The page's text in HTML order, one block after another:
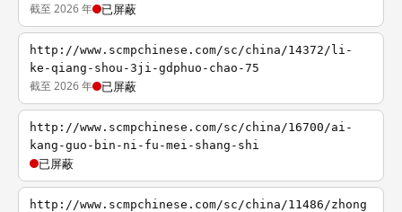
截至 2026 年 已屏蔽
http://www.scmpchinese.com/sc/china/14372/li-
ke-qiang-shou-3ji-gdphuo-chao-75
截至 2026 年 已屏蔽
http://www.scmpchinese.com/sc/china/16700/ai-
kang-guo-bin-ni-fu-mei-shang-shi
已屏蔽
http://www.scmpchinese.com/sc/china/11486/zhong